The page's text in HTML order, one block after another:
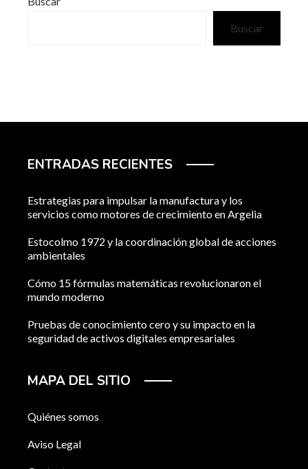
Buscar
ENTRADAS RECIENTES
Estrategias para impulsar la manufactura y los
servicios como motores de crecimiento en Argelia
Estocolmo 1972 y la coordinación global de acciones
ambientales
Cómo 15 fórmulas matemáticas revolucionaron el
mundo moderno
Pruebas de conocimiento cero y su impacto en la
seguridad de activos digitales empresariales
MAPA DEL SITIO
Quiénes somos
Aviso Legal